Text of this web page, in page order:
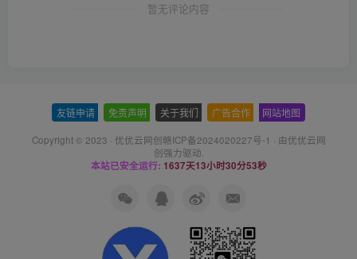
暂无评论内容
友链申请 免责声明 关于我们 广告合作 网站地图
Copyright © 2023 · 优优云网创赣ICP备2024020227号-1 · 由优优云网
创强力驱动.
本站已安全运行: 1637天13小时30分54秒